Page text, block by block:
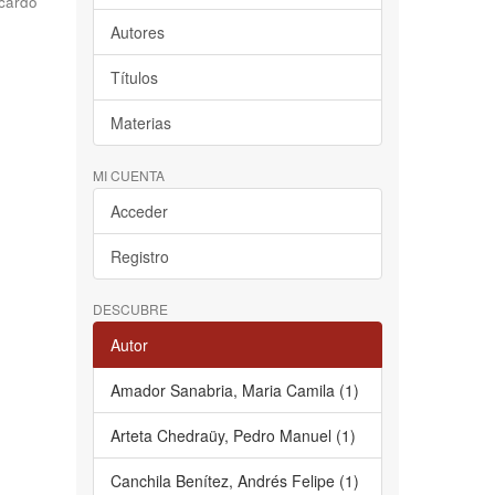
Autores
Títulos
Materias
MI CUENTA
Acceder
Registro
DESCUBRE
Autor
Amador Sanabria, Maria Camila (1)
Arteta Chedraüy, Pedro Manuel (1)
Canchila Benítez, Andrés Felipe (1)